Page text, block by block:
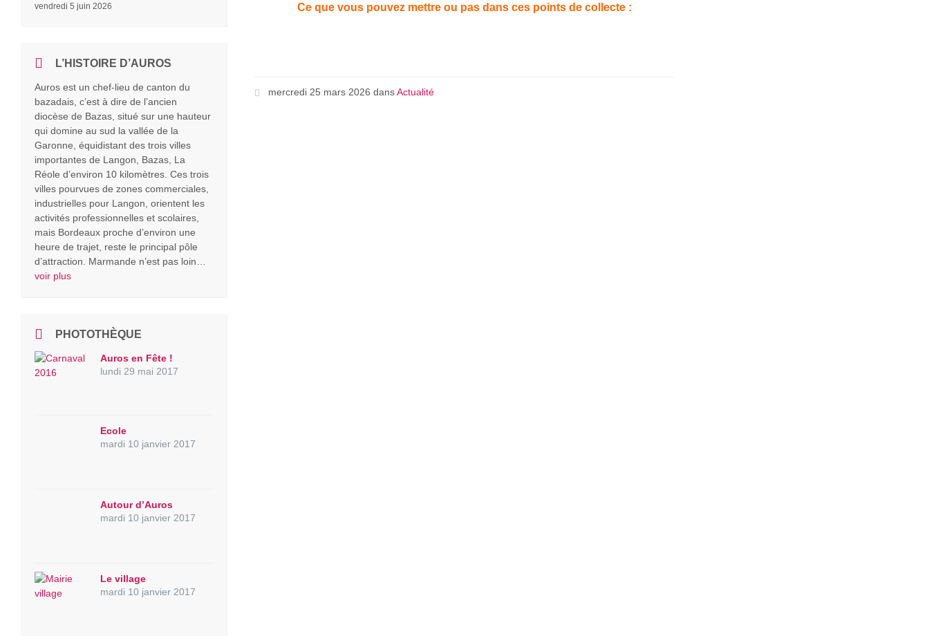
Ce que vous pouvez mettre ou pas dans ces points de collecte :
mercredi 25 mars 2026dansActualité
vendredi 5 juin 2026
L’HISTOIRE D’AUROS
Auros est un chef-lieu de canton du
bazadais, c’est à dire de l’ancien
diocèse de Bazas, situé sur une hauteur
qui domine au sud la vallée de la
Garonne, équidistant des trois villes
importantes de Langon, Bazas, La
Réole d’environ 10 kilomètres. Ces trois
villes pourvues de zones commerciales,
industrielles pour Langon, orientent les
activités professionnelles et scolaires,
mais Bordeaux proche d’environ une
heure de trajet, reste le principal pôle
d’attraction. Marmande n’est pas loin…
voir plus
PHOTOTHÈQUE
Auros en Fête !
lundi 29 mai 2017
Ecole
mardi 10 janvier 2017
Autour d’Auros
mardi 10 janvier 2017
Le village
mardi 10 janvier 2017